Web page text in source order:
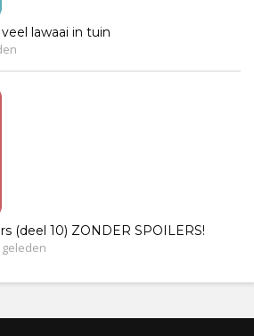
lawaai in tuin
(deel 10) ZONDER SPOILERS!
geleden